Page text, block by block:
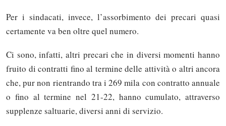
Per i sindacati, invece, l’assorbimento dei precari quasi
certamente va ben oltre quel numero.
Ci sono, infatti, altri precari che in diversi momenti hanno
fruito di contratti fino al termine delle attività o altri ancora
che, pur non rientrando tra i 269 mila con contratto annuale
o fino al termine nel 21-22, hanno cumulato, attraverso
supplenze saltuarie, diversi anni di servizio.